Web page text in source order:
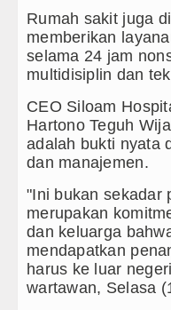
Rumah sakit juga
memberikan
selama 24 jam
multidisiplin dan
CEO Siloam
Hartono Teguh
adalah bukti nyata
dan manajemen.
"Ini bukan sekadar
merupakan
dan keluarga
mendapatkan
harus ke luar
wartawan, Selasa